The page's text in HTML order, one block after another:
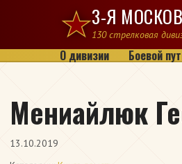
Перейти к содержимому
3-Я
130 стрелковая
О дивизии Боевой
Мениайлюк
13.10.2019